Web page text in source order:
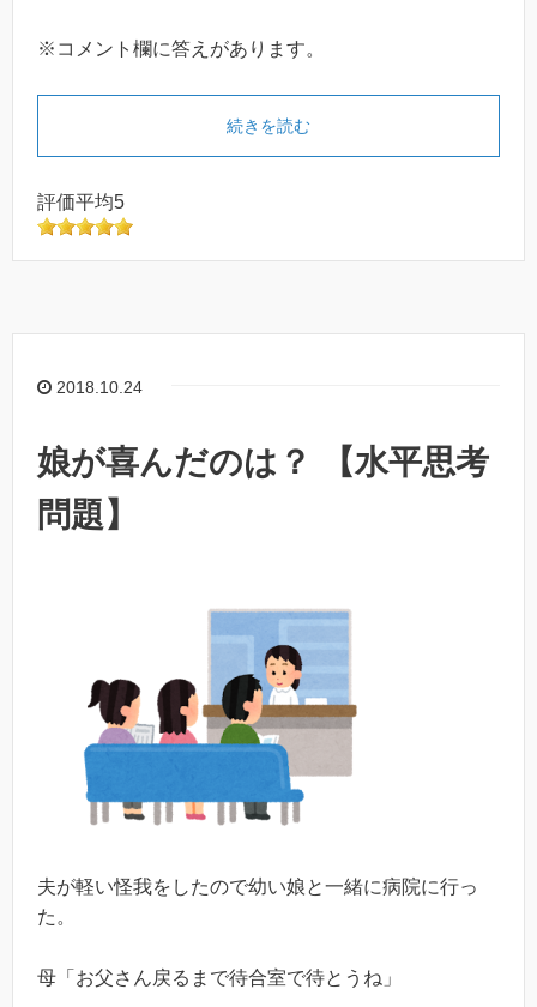
※コメント欄に答えがあります。
続きを読む
評価平均5
2018.10.24
娘が喜んだのは？ 【水平思考
問題】
夫が軽い怪我をしたので幼い娘と一緒に病院に行っ
た。
母「お父さん戻るまで待合室で待とうね」